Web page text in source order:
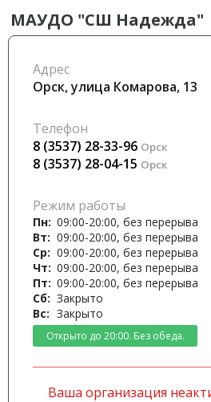
МАУДО "СШ Надежда"
Адрес
Орск, улица Комарова, 13
Телефон
8 (3537) 28-33-96 Орск
8 (3537) 28-04-15 Орск
Режим работы
Пн: 09:00-20:00, без перерыва
Вт: 09:00-20:00, без перерыва
Ср: 09:00-20:00, без перерыва
Чт: 09:00-20:00, без перерыва
Пт: 09:00-20:00, без перерыва
Сб: Закрыто
Вс: Закрыто
Открыто до 20:00. Без обеда.
Ваша организация